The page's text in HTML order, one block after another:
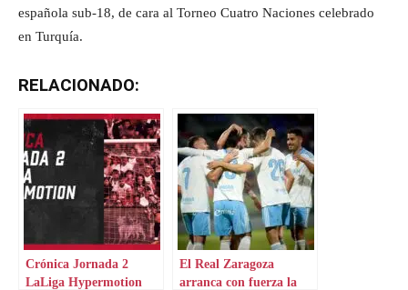
española sub-18, de cara al Torneo Cuatro Naciones celebrado
en Turquía.
RELACIONADO:
Crónica Jornada 2
LaLiga Hypermotion
El Real Zaragoza
arranca con fuerza la